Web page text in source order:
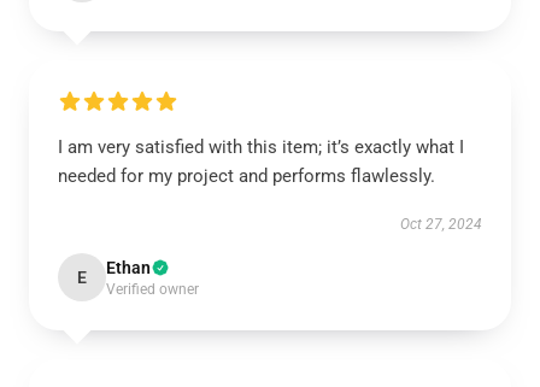
I am very satisfied with this item; it’s exactly what I
needed for my project and performs flawlessly.
Oct 27, 2024
E Ethan
Verified owner